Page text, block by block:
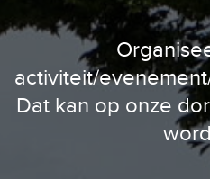
activiteit/
Dat kan op onze